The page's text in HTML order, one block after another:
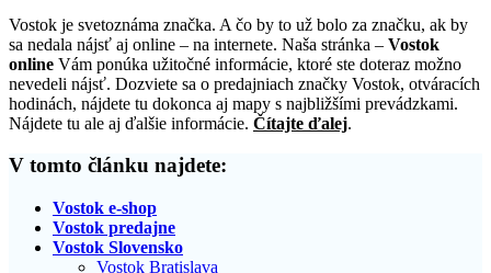
Vostok je svetoznáma značka. A čo by to už bolo za značku, ak by
sa nedala nájsť aj online – na internete. Naša stránka – Vostok
online Vám ponúka užitočné informácie, ktoré ste doteraz možno
nevedeli nájsť. Dozviete sa o predajniach značky Vostok, otváracích
hodinách, nájdete tu dokonca aj mapy s najbližšími prevádzkami.
Nájdete tu ale aj ďalšie informácie. Čítajte ďalej.
V tomto článku najdete:
Vostok e-shop
Vostok predajne
Vostok Slovensko
Vostok Bratislava